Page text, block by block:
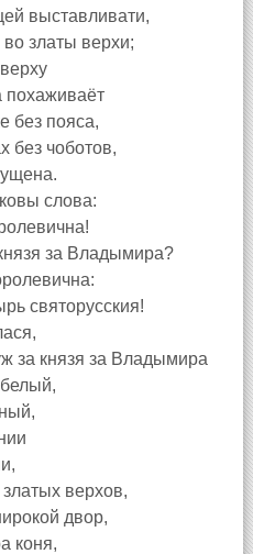
выставливати,
златы верхи;
похаживаёт
без пояса,
без чоботов,
слова:
за Владымира?
святорусския!
за князя за Владымира
верхов,
двор,
коня,